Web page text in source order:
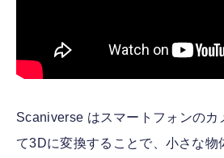
Scaniverse はスマートフォンのカ
て3Dに変換することで、小さな物